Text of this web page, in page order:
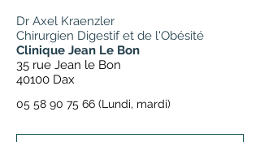
Dr Axel Kraenzler
Chirurgien Digestif et de l'Obésité
Clinique Jean Le Bon
35 rue Jean le Bon
40100 Dax
05 58 90 75 66 (Lundi, mardi)